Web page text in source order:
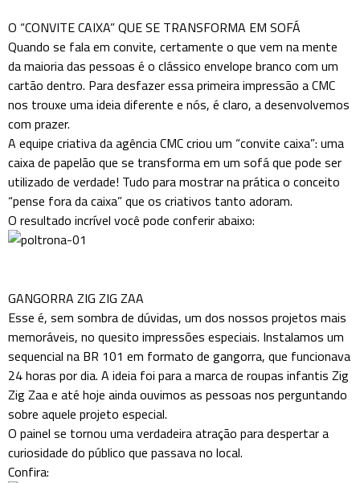
O “CONVITE CAIXA” QUE SE TRANSFORMA EM SOFÁ
Quando se fala em convite, certamente o que vem na mente
da maioria das pessoas é o clássico envelope branco com um
cartão dentro. Para desfazer essa primeira impressão a CMC
nos trouxe uma ideia diferente e nós, é claro, a desenvolvemos
com prazer.
A equipe criativa da agência CMC criou um “convite caixa”: uma
caixa de papelão que se transforma em um sofá que pode ser
utilizado de verdade! Tudo para mostrar na prática o conceito
“pense fora da caixa” que os criativos tanto adoram.
O resultado incrível você pode conferir abaixo:
GANGORRA ZIG ZIG ZAA
Esse é, sem sombra de dúvidas, um dos nossos projetos mais
memoráveis, no quesito impressões especiais. Instalamos um
sequencial na BR 101 em formato de gangorra, que funcionava
24 horas por dia. A ideia foi para a marca de roupas infantis Zig
Zig Zaa e até hoje ainda ouvimos as pessoas nos perguntando
sobre aquele projeto especial.
O painel se tornou uma verdadeira atração para despertar a
curiosidade do público que passava no local.
Confira: